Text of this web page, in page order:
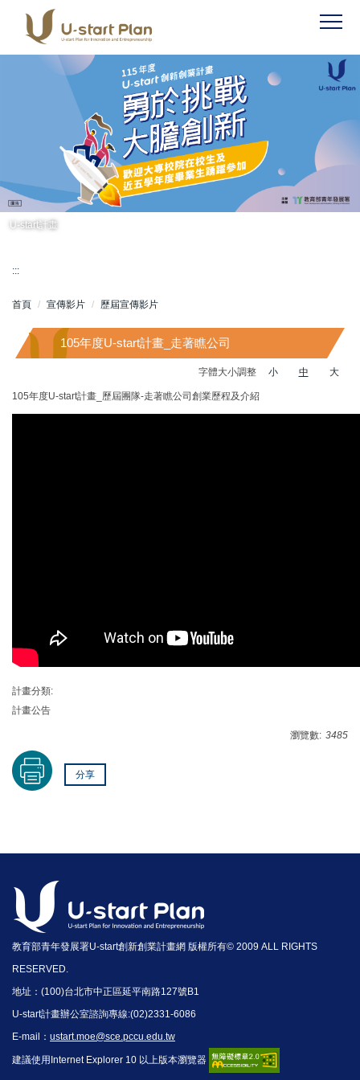
U-start計畫
:::
首頁 宣傳影片 歷屆宣傳影片
105年度U-start計畫_走著瞧公司
字體大小調整 小 中 大
105年度U-start計畫_歷屆團隊-走著瞧公司創業歷程及介紹
計畫分類:
計畫公告
瀏覽數: 3485
分享
教育部青年發展署U-start創新創業計畫網 版權所有© 2009 ALL RIGHTS
RESERVED.
地址：(100)台北市中正區延平南路127號B1
U-start計畫辦公室諮詢專線:(02)2331-6086
E-mail： ustart.moe@sce.pccu.edu.tw
建議使用Internet Explorer 10 以上版本瀏覽器